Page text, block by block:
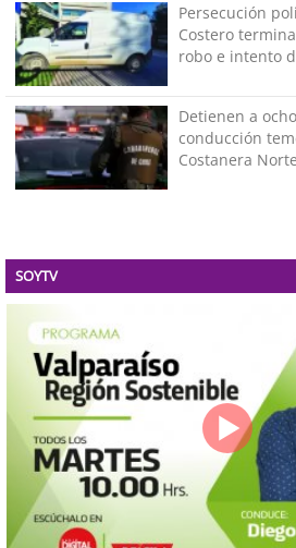
Persecución
Costero
robo e intento
Detienen a
conducción
Costanera Norte
SOYTV